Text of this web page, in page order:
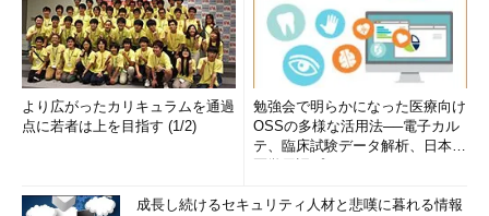
より広がったカリキュラムを通過
点に若者は上を目指す (1/2)
勉強会で明らかになった医療向け
OSSの多様な活用法──電子カル
テ、臨床試験データ解析、日本語
成長し続けるセキュリティ人材と悲嘆に暮れる情報